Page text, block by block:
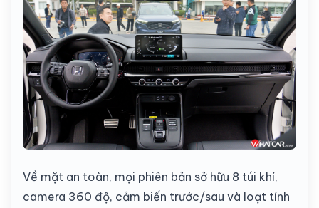
Về mặt an toàn, mọi phiên bản sở hữu 8 túi khí,
camera 360 độ, cảm biến trước/sau và loạt tính